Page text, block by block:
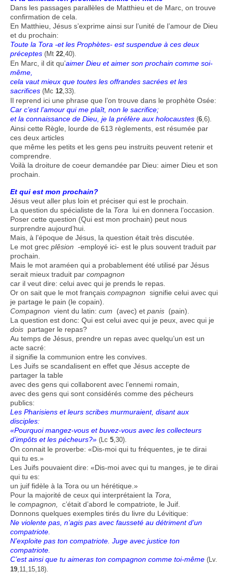
Dans les passages parallèles de Matthieu et de Marc, on trouve
confirmation de cela.
En Matthieu, Jésus s’exprime ainsi sur l’unité de l’amour de Dieu
et du prochain:
Toute la Tora -et les Prophètes- est suspendue à ces deux
préceptes (Mt 22,40)
En Marc, il dit qu’aimer Dieu et aimer son prochain comme soi-
même,
cela vaut mieux que toutes les offrandes sacrées et les
sacrifices (Mc 12,33)
Il reprend ici une phrase que l’on trouve dans le prophète Osée:
Car c’est l’amour qui me plaît, non le sacrifice;
et la connaissance de Dieu, je la préfère aux holocaustes (6,6)
Ainsi cette Règle, lourde de 613 règlements, est résumée par
ces deux articles
que même les petits et les gens peu instruits peuvent retenir et
comprendre.
Voilà la droiture de coeur demandée par Dieu: aimer Dieu et son
prochain.
Et qui est mon prochain?
Jésus veut aller plus loin et préciser qui est le prochain.
La question du spécialiste de la Tora lui en donnera l’occasion.
Poser cette question (Qui est mon prochain) peut nous
surprendre aujourd’hui.
Mais, à l’époque de Jésus, la question était très discutée.
Le mot grec plêsion -employé ici- est le plus souvent traduit par
prochain.
Mais le mot araméen qui a probablement été utilisé par Jésus
serait mieux traduit par compagnon
car il veut dire: celui avec qui je prends le repas.
Or on sait que le mot français compagnon signifie celui avec qui
je partage le pain (le copain).
Compagnon vient du latin: cum (avec) et panis (pain).
La question est donc: Qui est celui avec qui je peux, avec qui je
dois partager le repas?
Au temps de Jésus, prendre un repas avec quelqu’un est un
acte sacré:
il signifie la communion entre les convives.
Les Juifs se scandalisent en effet que Jésus accepte de
partager la table
avec des gens qui collaborent avec l’ennemi romain,
avec des gens qui sont considérés comme des pécheurs
publics:
Les Pharisiens et leurs scribes murmuraient, disant aux
disciples:
«Pourquoi mangez-vous et buvez-vous avec les collecteurs
d’impôts et les pécheurs?» (Lc 5,30)
On connait le proverbe: «Dis-moi qui tu fréquentes, je te dirai
qui tu es.»
Les Juifs pouvaient dire: «Dis-moi avec qui tu manges, je te dirai
qui tu es:
un juif fidèle à la Tora ou un hérétique.»
Pour la majorité de ceux qui interprétaient la Tora,
le compagnon,
c’était d’abord le compatriote, le Juif.
Donnons quelques exemples tirés du livre du Lévitique:
Ne violente pas, n’agis pas avec fausseté au détriment d’un
compatriote.
N’exploite pas ton compatriote. Juge avec justice ton
compatriote.
C’est ainsi que tu aimeras ton compagnon comme toi-même (Lv.
19,11,15,18)